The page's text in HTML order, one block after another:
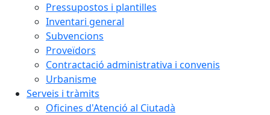
Pressupostos i plantilles
Inventari general
Subvencions
Proveïdors
Contractació administrativa i convenis
Urbanisme
Serveis i tràmits
Oficines d'Atenció al Ciutadà